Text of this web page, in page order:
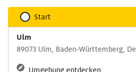
Start
Ulm
89073 Ulm, Baden-Württemberg,
Umgebung entdecken